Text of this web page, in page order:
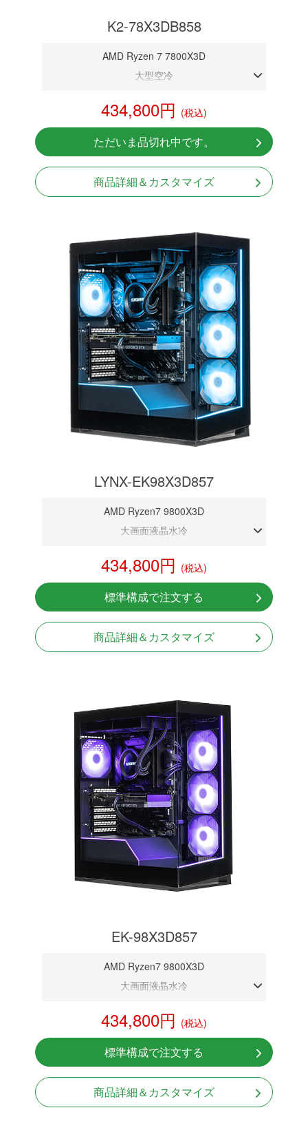
K2-78X3DB858
AMD Ryzen 7 7800X3D
大型空冷
RTX 5080 16GB
NVMeSSD 1TB
Windows11 Home 64bit
434,800円 (税込)
ただいま品切れ中です。
商品詳細＆カスタマイズ
LYNX-EK98X3D857
AMD Ryzen7 9800X3D
大画面液晶水冷
RTX 5070 12GB
NVMeSSD 1TB
無線LAN Bluetooth対応
Windows11 Home 64bit
434,800円 (税込)
標準構成で注文する
商品詳細＆カスタマイズ
EK-98X3D857
AMD Ryzen7 9800X3D
大画面液晶水冷
RTX 5070 12GB
NVMeSSD 1TB
無線LAN Bluetooth対応
Windows11 Home 64bit
434,800円 (税込)
標準構成で注文する
商品詳細＆カスタマイズ